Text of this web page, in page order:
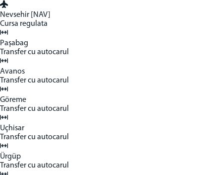
Nevsehir [NAV]
Cursa regulata
Pașabag
Transfer cu autocarul
Avanos
Transfer cu autocarul
Göreme
Transfer cu autocarul
Uçhisar
Transfer cu autocarul
Ürgüp
Transfer cu autocarul